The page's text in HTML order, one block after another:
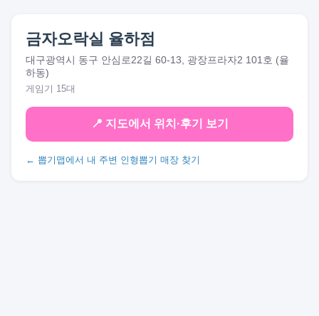
금자오락실 율하점
대구광역시 동구 안심로22길 60-13, 광장프라자2 101호 (율
하동)
게임기 15대
📍 지도에서 위치·후기 보기
← 뽑기맵에서 내 주변 인형뽑기 매장 찾기